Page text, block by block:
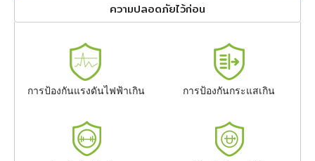
ความปลอดภัยไว้ก่อน
การป้องกันแรงดันไฟฟ้าเกิน การป้องกันกระแสเกิน